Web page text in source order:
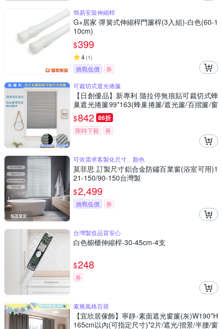
簡易安裝伸縮桿
G+居家 彈簧式伸縮桿門簾桿(3入組)-白色(60-1
10cm)
$399
4(1)
挑戰低價
券
可裁切式遮光捲簾
【日創優品】新專利 隨拉停無痕貼可裁切式蜂
巢遮光捲簾99*163(蜂巢捲簾/遮光簾/百摺簾/窗
簾/門簾)
$842 86折
限時下殺 券
可依需求客製化尺寸、顏色
莫菲思 訂製尺寸鋁合金防鏽百業窗(浴室可用)1
21-150/90-150台灣製
$2,499
挑戰低價 券
台灣製造品質安心
白色櫥櫃伸縮桿-30-45cm-4支
$248
券
素雅風格百搭
【宜欣居傢飾】寧靜-素面遮光窗簾(灰)W190*H
165cm以內(可指定尺寸)*2片/遮光/摺景/半腰/窗